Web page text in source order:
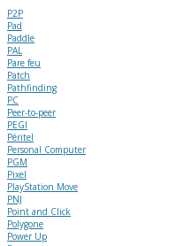
P2P
Pad
Paddle
PAL
Pare feu
Patch
Pathfinding
PC
Peer-to-peer
PEGI
Péritel
Personal Computer
PGM
Pixel
PlayStation Move
PNJ
Point and Click
Polygone
Power Up